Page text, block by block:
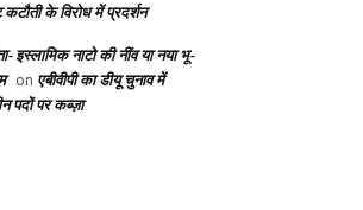
के विरोध में प्रदर्शन
इस्लामिक नाटो की नींव या नया भू-
on एबीवीपी का डीयू चुनाव में
पदों पर कब्ज़ा